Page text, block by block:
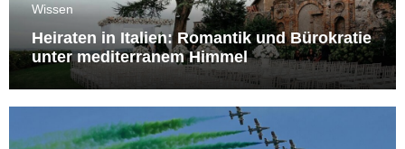
Wissen
Heiraten in Italien: Romantik und Bürokratie
unter mediterranem Himmel